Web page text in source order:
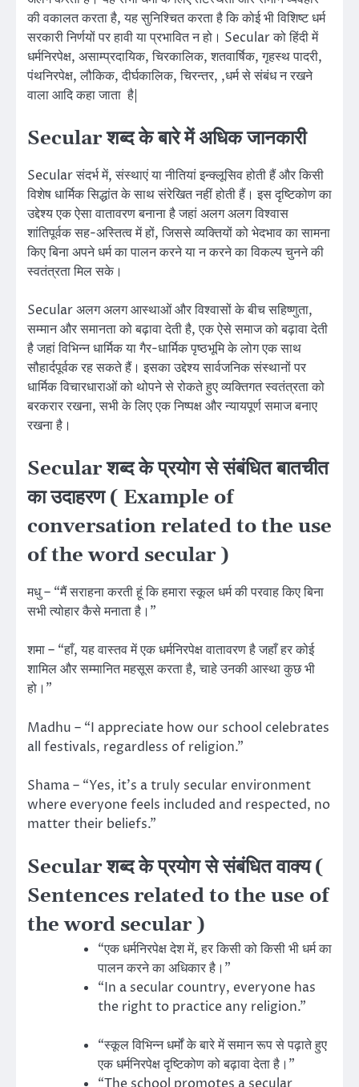
की वकालत करता है, यह सुनिश्चित करता है कि कोई भी विशिष्ट धर्म
सरकारी निर्णयों पर हावी या प्रभावित न हो। Secular को हिंदी में
धर्मनिरपेक्ष, असाम्प्रदायिक, चिरकालिक, शतवार्षिक, गृहस्थ पादरी,
पंथनिरपेक्ष, लौकिक, दीर्घकालिक, चिरन्तर, ,धर्म से संबंध न रखने
वाला आदि कहा जाता है|
Secular शब्द के बारे में अधिक जानकारी
Secular संदर्भ में, संस्थाएं या नीतियां इन्क्लूसिव होती हैं और किसी
विशेष धार्मिक सिद्धांत के साथ संरेखित नहीं होती हैं। इस दृष्टिकोण का
उद्देश्य एक ऐसा वातावरण बनाना है जहां अलग अलग विश्वास
शांतिपूर्वक सह-अस्तित्व में हों, जिससे व्यक्तियों को भेदभाव का सामना
किए बिना अपने धर्म का पालन करने या न करने का विकल्प चुनने की
स्वतंत्रता मिल सके।
Secular अलग अलग आस्थाओं और विश्वासों के बीच सहिष्णुता,
सम्मान और समानता को बढ़ावा देती है, एक ऐसे समाज को बढ़ावा देती
है जहां विभिन्न धार्मिक या गैर-धार्मिक पृष्ठभूमि के लोग एक साथ
सौहार्दपूर्वक रह सकते हैं। इसका उद्देश्य सार्वजनिक संस्थानों पर
धार्मिक विचारधाराओं को थोपने से रोकते हुए व्यक्तिगत स्वतंत्रता को
बरकरार रखना, सभी के लिए एक निष्पक्ष और न्यायपूर्ण समाज बनाए
रखना है।
Secular शब्द के प्रयोग से संबंधित बातचीत
का उदाहरण ( Example of
conversation related to the use
of the word secular )
मधु – “मैं सराहना करती हूं कि हमारा स्कूल धर्म की परवाह किए बिना
सभी त्योहार कैसे मनाता है।”
शमा – “हाँ, यह वास्तव में एक धर्मनिरपेक्ष वातावरण है जहाँ हर कोई
शामिल और सम्मानित महसूस करता है, चाहे उनकी आस्था कुछ भी
हो।”
Madhu – “I appreciate how our school celebrates
all festivals, regardless of religion.”
Shama – “Yes, it’s a truly secular environment
where everyone feels included and respected, no
matter their beliefs.”
Secular शब्द के प्रयोग से संबंधित वाक्य (
Sentences related to the use of
the word secular )
“एक धर्मनिरपेक्ष देश में, हर किसी को किसी भी धर्म का
पालन करने का अधिकार है।”
“In a secular country, everyone has
the right to practice any religion.”
“स्कूल विभिन्न धर्मों के बारे में समान रूप से पढ़ाते हुए
एक धर्मनिरपेक्ष दृष्टिकोण को बढ़ावा देता है।”